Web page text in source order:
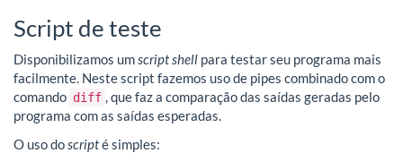
Script de teste
Disponibilizamos umscript shell para testar seu programa mais
facilmente. Neste script fazemos uso de pipes combinado com o
comando diff , que faz a comparação das saídas geradas pelo
programa com as saídas esperadas.
O uso doscripté simples: